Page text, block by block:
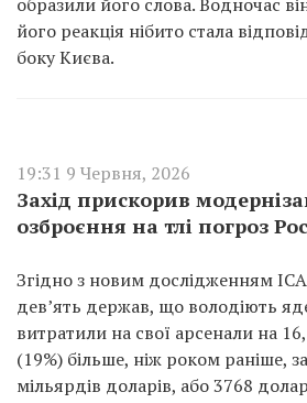
його реакція нібито стала
боку Києва.
19:31 9 Червня, 2026
Захід прискорив
озброєння на тлі погроз
Згідно з новим дослідженням
дев’ять держав, що володіють
витратили на свої арсенали на
(19%) більше, ніж роком раніше,
мільярдів доларів, або 3768